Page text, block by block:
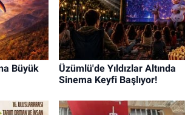
Büyük
Üzümlü'de Yıldızlar Altında
Sinema Keyfi Başlıyor!